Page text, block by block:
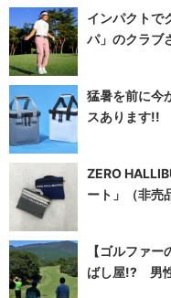
インパクトで
パ」のクラブ
猛暑を前に今
スあります!!
ZERO
ート」（非売
【ゴルファ
ばし屋!? 男